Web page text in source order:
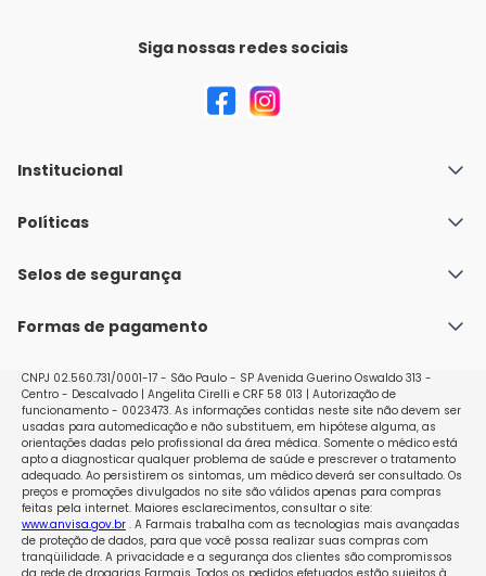
Siga nossas redes sociais
Institucional
Quem Somos
Nossas lojas
Políticas
Política de Envio
Políticas de Trocas e Devoluções
Selos de segurança
Formas de pagamento
CNPJ 02.560.731/0001-17 - São Paulo - SP Avenida Guerino Oswaldo 313 -
Centro - Descalvado | Angelita Cirelli e CRF 58 013 | Autorização de
funcionamento - 0023473. As informações contidas neste site não devem ser
usadas para automedicação e não substituem, em hipótese alguma, as
orientações dadas pelo profissional da área médica. Somente o médico está
apto a diagnosticar qualquer problema de saúde e prescrever o tratamento
adequado. Ao persistirem os sintomas, um médico deverá ser consultado. Os
preços e promoções divulgados no site são válidos apenas para compras
feitas pela internet. Maiores esclarecimentos, consultar o site:
www.anvisa.gov.br. A Farmais trabalha com as tecnologias mais avançadas
de proteção de dados, para que você possa realizar suas compras com
tranqüilidade. A privacidade e a segurança dos clientes são compromissos